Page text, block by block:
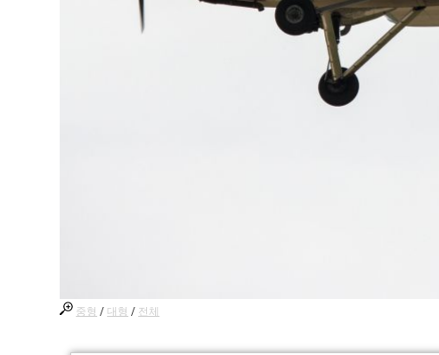
중형 / 대형 / 전체